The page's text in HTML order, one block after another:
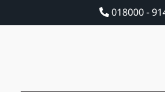
018000 -